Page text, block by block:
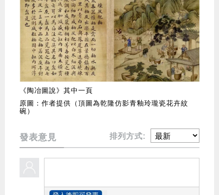
《陶冶圖說》其中一頁
原圖：作者提供（頂圖為乾隆仿影青釉玲瓏瓷花卉紋
碗）
發表意見 排列方式: